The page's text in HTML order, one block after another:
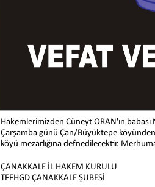
Hakemlerimizden Cüneyt ORAN'ın
Çarşamba günü Çan/Büyüktepe
köyü mezarlığına defnedilecektir.
ÇANAKKALE İL HAKEM KURULU
TFFHGD ÇANAKKALE ŞUBESİ